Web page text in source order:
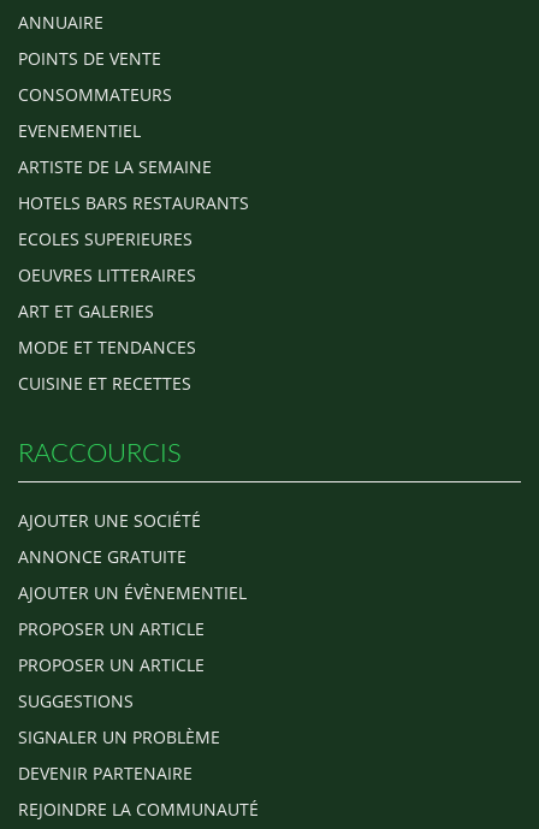
ANNUAIRE
POINTS DE VENTE
CONSOMMATEURS
EVENEMENTIEL
ARTISTE DE LA SEMAINE
HOTELS BARS RESTAURANTS
ECOLES SUPERIEURES
OEUVRES LITTERAIRES
ART ET GALERIES
MODE ET TENDANCES
CUISINE ET RECETTES
RACCOURCIS
AJOUTER UNE SOCIÉTÉ
ANNONCE GRATUITE
AJOUTER UN ÉVÈNEMENTIEL
PROPOSER UN ARTICLE
PROPOSER UN ARTICLE
SUGGESTIONS
SIGNALER UN PROBLÈME
DEVENIR PARTENAIRE
REJOINDRE LA COMMUNAUTÉ